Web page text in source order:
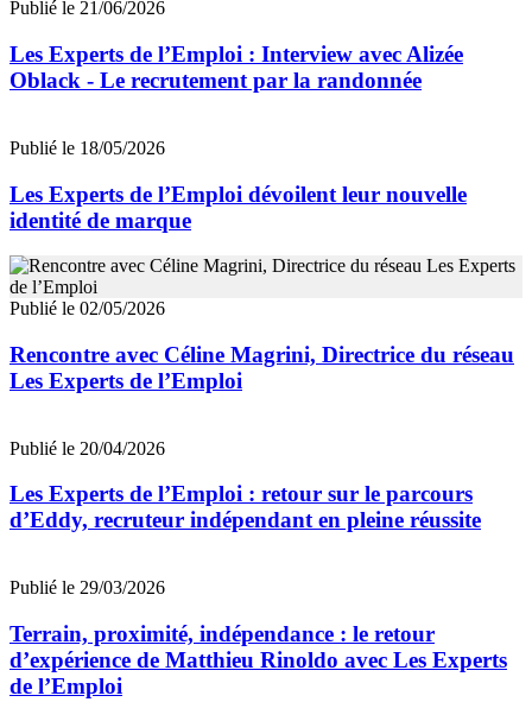
Publié le 21/06/2026
Les Experts de l’Emploi : Interview avec Alizée
Oblack - Le recrutement par la randonnée
Publié le 18/05/2026
Les Experts de l’Emploi dévoilent leur nouvelle
identité de marque
Publié le 02/05/2026
Rencontre avec Céline Magrini, Directrice du réseau
Les Experts de l’Emploi
Publié le 20/04/2026
Les Experts de l’Emploi : retour sur le parcours
d’Eddy, recruteur indépendant en pleine réussite
Publié le 29/03/2026
Terrain, proximité, indépendance : le retour
d’expérience de Matthieu Rinoldo avec Les Experts
de l’Emploi